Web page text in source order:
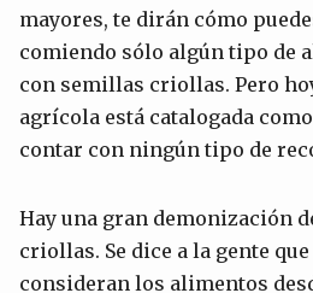
mayores, te dirán cómo
comiendo sólo algún tipo de
con semillas criollas. Pero
agrícola está catalogada
contar con ningún tipo de
Hay una gran demonización
criollas. Se dice a la gente
consideran los alimentos